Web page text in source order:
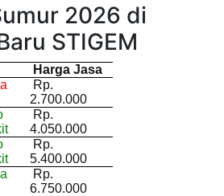
2026 di
STIGEM
Harga Jasa
Rp.
2.700.000
Rp.
4.050.000
Rp.
5.400.000
Rp.
6.750.000